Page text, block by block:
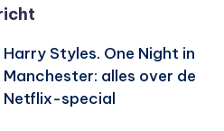
Harry Styles. One Night in
Manchester: alles over de
Netflix-special